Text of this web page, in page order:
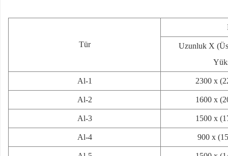
Tür
Uzunluk X
Al-1 2300 x
Al-2 1600 x
Al-3 1500 x
Al-4 900 x